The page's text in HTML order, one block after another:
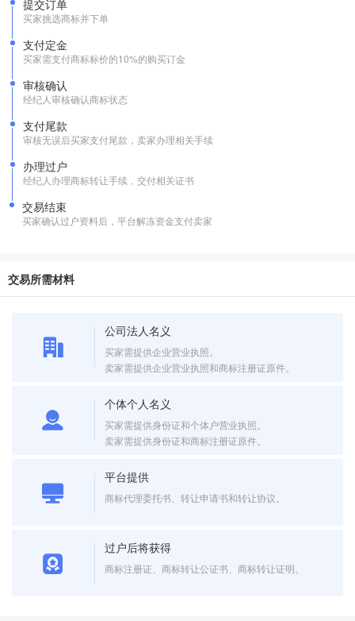
提交订单
买家挑选商标并下单
支付定金
买家需支付商标标价的10%的购买订金
审核确认
经纪人审核确认商标状态
支付尾款
审核无误后买家支付尾款，卖家办理相关手续
办理过户
经纪人办理商标转让手续，交付相关证书
交易结束
买家确认过户资料后，平台解冻资金支付卖家
交易所需材料
公司法人名义
买家需提供企业营业执照。
卖家需提供企业营业执照和商标注册证原件。
个体个人名义
买家需提供身份证和个体户营业执照。
卖家需提供身份证和商标注册证原件。
平台提供
商标代理委托书、转让申请书和转让协议。
过户后将获得
商标注册证、商标转让公证书、商标转让证明。